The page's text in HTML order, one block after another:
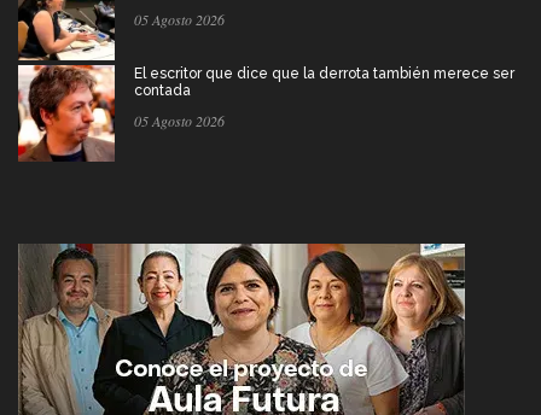
05 Agosto 2026
El escritor que dice que la derrota también merece ser
contada
05 Agosto 2026